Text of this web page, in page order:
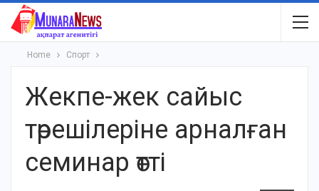
Home Спорт
Жекпе-жек сайыс
төрешілеріне арналған
семинар өтті